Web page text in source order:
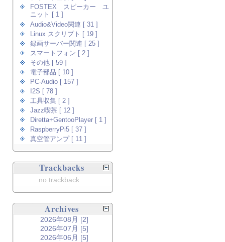
FOSTEX スピーカー ユ
ニット [ 1 ]
Audio&Video関連 [ 31 ]
Linux スクリプト [ 19 ]
録画サーバー関連 [ 25 ]
スマートフォン [ 2 ]
その他 [ 59 ]
電子部品 [ 10 ]
PC-Audio [ 157 ]
I2S [ 78 ]
工具収集 [ 2 ]
Jazz喫茶 [ 12 ]
Diretta+GentooPlayer [ 1 ]
RaspberryPi5 [ 37 ]
真空管アンプ [ 11 ]
Trackbacks
no trackback
Archives
2026年08月 [2]
2026年07月 [5]
2026年06月 [5]